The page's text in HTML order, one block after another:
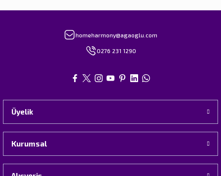
homeharmony@agaoglu.com
0276 231 1290
Üyelik
Kurumsal